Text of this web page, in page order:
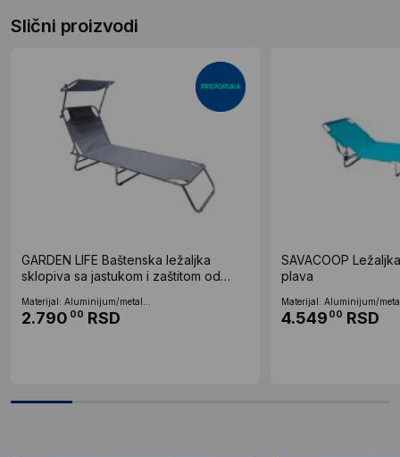
Slični proizvodi
GARDEN LIFE Baštenska ležaljka
sklopiva sa jastukom i zaštitom od
Materijal: Aluminijum/metal...
2.790 00 RSD
SAVACOOP
plava
Materijal: Aluminijum/
4.549 00 RSD